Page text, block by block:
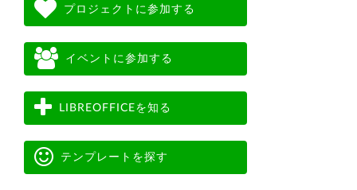
プロジェクトに参加する
イベントに参加する
LIBREOFFICEを知る
テンプレートを探す